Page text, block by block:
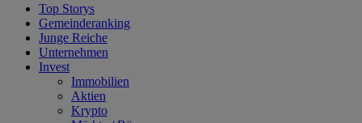
Top Storys
Gemeinderanking
Junge Reiche
Unternehmen
Invest
Immobilien
Aktien
Krypto